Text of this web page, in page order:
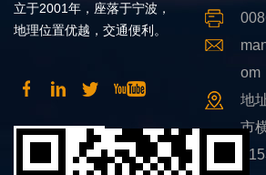
立于2001年，座落于宁波，
地理位置优越，交通便利。
om
地
市